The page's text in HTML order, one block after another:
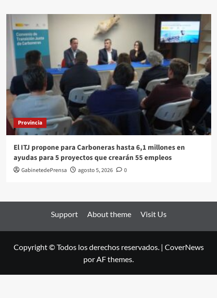
Provincia
El ITJ propone para Carboneras hasta 6,1 millones en
ayudas para 5 proyectos que crearán 55 empleos
GabinetedePrensa agosto 5, 2026 0
Support About theme Visit Us
Copyright © Todos los derechos reservados. | CoverNews
por AF themes.